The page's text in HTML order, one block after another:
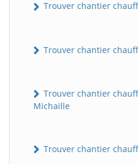
Trouver chantier
Trouver chantier
Trouver chantier
Michaille
Trouver chantier